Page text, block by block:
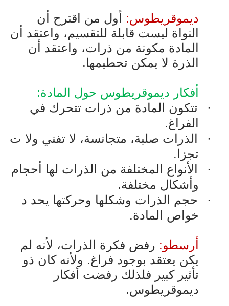
ديموقريطوس:
أول من اقترح أن
النواة ليست قابلة للتقسيم، واعتقد أن
المادة مكونة من ذرات، واعتقد أن
الذرة لا يمكن تحطيمها.
أفكار ديموقريطوس حول المادة:
·
تتكون المادة من ذرات تتحرك في
الفراغ.
·
الذرات صلبة، متجانسة، لا تفني ولا ت
تجزا.
·
الأنواع المختلفة من الذرات لها أحجام
وأشكال مختلفة.
·
حجم الذرات وشكلها وحركتها يحد د
خواص المادة.
أرسطو: رفض فكرة الذرات، لأنه لم
يكن يعتقد بوجود فراغ. ولأنه كان ذو
تأثير كبير فلذلك رفضت أفكار
ديموقريطوس.